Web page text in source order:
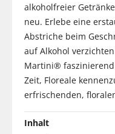
alkoholfreier
neu. Erlebe eine
Abstriche beim
auf Alkohol
Martini® faszinierend
Zeit, Floreale
erfrischenden,
Inhalt